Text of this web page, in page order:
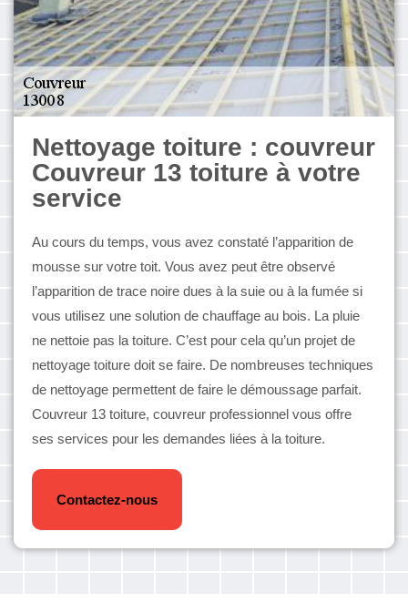
Nettoyage toiture : couvreur
Couvreur 13 toiture à votre
service
Au cours du temps, vous avez constaté l’apparition de
mousse sur votre toit. Vous avez peut être observé
l’apparition de trace noire dues à la suie ou à la fumée si
vous utilisez une solution de chauffage au bois. La pluie
ne nettoie pas la toiture. C’est pour cela qu’un projet de
nettoyage toiture doit se faire. De nombreuses techniques
de nettoyage permettent de faire le démoussage parfait.
Couvreur 13 toiture, couvreur professionnel vous offre
ses services pour les demandes liées à la toiture.
Contactez-nous